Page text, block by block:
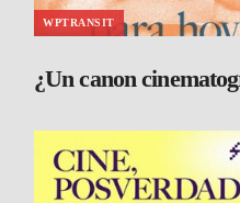
WPTRANSIT
¿Un canon